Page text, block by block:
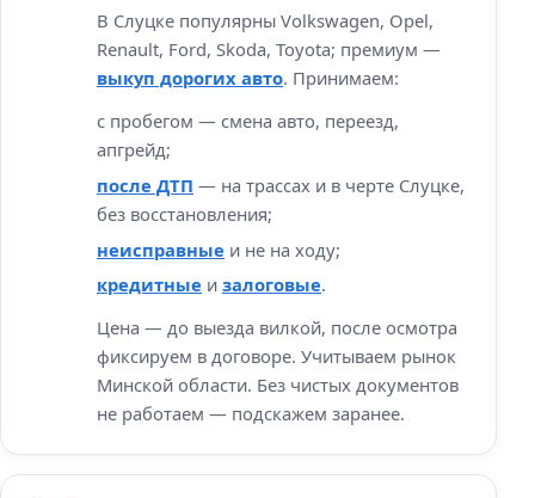
В Слуцке популярны Volkswagen, Opel,
Renault, Ford, Skoda, Toyota; премиум —
выкуп дорогих авто. Принимаем:
с пробегом — смена авто, переезд,
апгрейд;
после ДТП — на трассах и в черте Слуцке,
без восстановления;
неисправные и не на ходу;
кредитные и залоговые.
Цена — до выезда вилкой, после осмотра
фиксируем в договоре. Учитываем рынок
Минской области. Без чистых документов
не работаем — подскажем заранее.